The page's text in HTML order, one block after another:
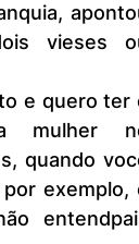
vieses
mulher
quando
exemplo,